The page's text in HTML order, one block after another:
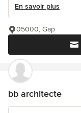
En savoir plus
05000, Gap
bb architecte